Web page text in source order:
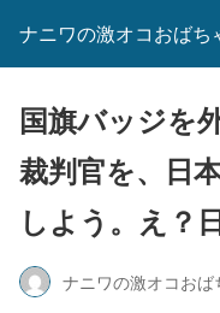
ナニワの激オコおばち
国旗バッジを
裁判官を、日
しよう。え？
ナニワの激オコおば